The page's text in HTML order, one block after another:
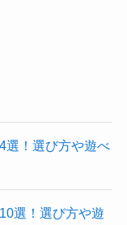
選！選び方や遊べ
選！選び方や遊